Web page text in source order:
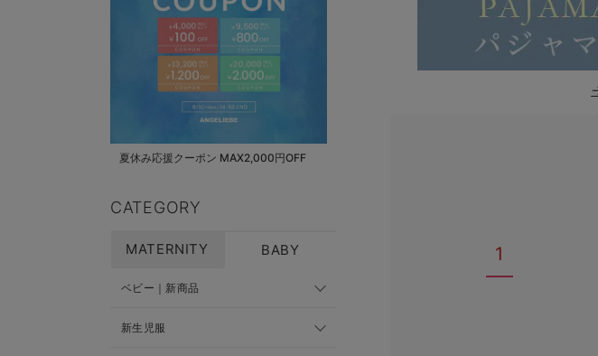
夏休み応援クーポン MAX2,000円OFF
CATEGORY
MATERNITY BABY
ベビー｜新商品
新生児服
1